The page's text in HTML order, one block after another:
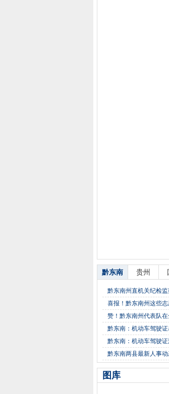
黔东南 贵州
黔东南州直机关纪检
喜报！黔东南州这些
赞！黔东南州代表队
黔东南：机动车驾驶
黔东南：机动车驾驶
黔东南两县最新人事
图库